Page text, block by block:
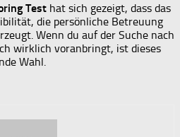
Test hat sich gezeigt, dass das
die persönliche Betreuung
Wenn du auf der Suche nach
wirklich voranbringt, ist dieses
Wahl.